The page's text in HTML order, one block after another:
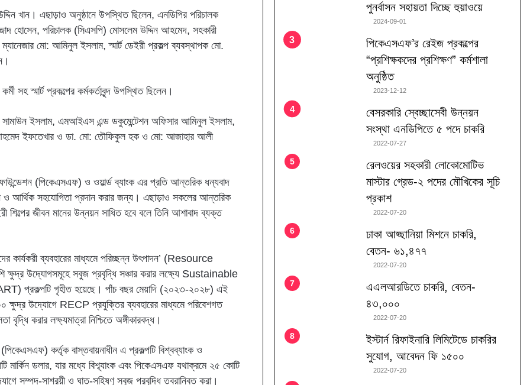
খান। এছাড়াও অনুষ্ঠানে উপস্থিত ছিলেন, এনডিপির পরিচালক
হোসেন, পরিচালক (সিএসপি) মোসলেম উদ্দিন আহমেদ, সহকারী
মো: আমিনুল ইসলাম, স্মার্ট ডেইরী প্রকল্প ব্যবস্থাপক মো.
সহ স্মার্ট প্রকল্পের কর্মকর্তাবৃন্দ উপস্থিত ছিলেন।
সামাউন ইসলাম, এমআইএস এন্ড ডকুমেন্টেশন অফিসার আমিনুল ইসলাম,
আহমেদ ইফতেখার ও ডা. মো: তৌফিকুল হক ও মো: আজাহার আলী
(পিকেএসএফ) ও ওয়ার্ল্ড ব্যাংক এর প্রতি আন্তরিক ধন্যবাদ
ও আর্থিক সহযোগিতা প্রদান করার জন্য। এছাড়াও সকলের আন্তরিক
শিল্পের জীবন মানের উন্নয়ন সাধিত হবে বলে তিনি আশাবাদ ব্যক্ত
কার্যকরী ব্যবহারের মাধ্যমে পরিচ্ছন্ন উৎপাদন’ (Resource
উদ্যোগসমূহে সবুজ প্রবৃদ্ধি সঞ্চার করার লক্ষ্যে Sustainable
গৃহীত হয়েছে। পাঁচ বছর মেয়াদি (২০২৩-২০২৮) এই
ক্ষুদ্র উদ্যোগে RECP প্রযুক্তির ব্যবহারের মাধ্যমে পরিবেশগত
করার লক্ষ্যমাত্রা নিশ্চিতে অঙ্গীকারবদ্ধ।
কর্তৃক বাস্তবায়নাধীন এ প্রকল্পটি বিশ্বব্যাংক ও
ডলার, যার মধ্যে বিশ্ব্যাংক এবং পিকেএসএফ যথাক্রমে ২৫ কোটি
সম্পদ-সাশ্রয়ী ও ঘাত-সহিষ্ণু সবুজ প্রবৃদ্ধি ত্বরান্বিত করা।
পুনর্বাসন সহায়তা দিচ্ছে হুয়াওয়ে
2024-09-01
পিকেএসএফ’র রেইজ প্রকল্পের
“প্রশিক্ষকদের প্রশিক্ষণ” কর্মশালা
অনুষ্ঠিত
2023-12-12
বেসরকারি স্বেচ্ছাসেবী উন্নয়ন
সংস্থা এনডিপিতে ৫ পদে চাকরি
2022-07-27
রেলওয়ের সহকারী লোকোমোটিভ
মাস্টার গ্রেড-২ পদের মৌখিকের সূচি
প্রকাশ
2022-07-20
ঢাকা আহ্ছানিয়া মিশনে চাকরি,
বেতন- ৬১,৪৭৭
2022-07-20
এএলআরডিতে চাকরি, বেতন-
৪৩,০০০
2022-07-20
ইস্টার্ন রিফাইনারি লিমিটেডে চাকরির
সুযোগ, আবেদন ফি ১৫০০
2022-07-20